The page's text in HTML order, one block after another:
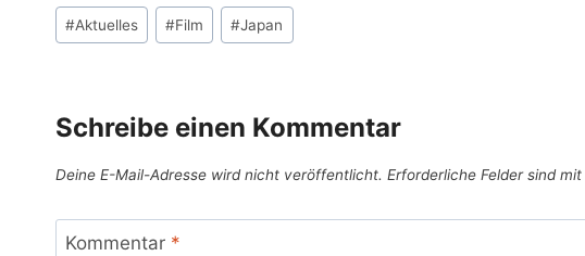
Schlagworte:
#Aktuelles #Film #Japan
Schreibe einen Kommentar
Deine E-Mail-Adresse wird nicht veröffentlicht. Erforderliche Felder sind mit
Kommentar *